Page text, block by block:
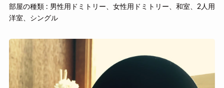
部屋の種類 : 男性用ドミトリー、女性用ドミトリー、和室、2人用
洋室、シングル